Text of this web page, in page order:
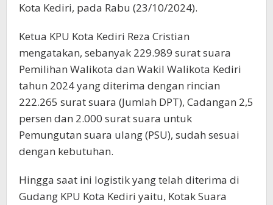
Kota Kediri, pada Rabu (23/10/2024).
Ketua KPU Kota Kediri Reza Cristian
mengatakan, sebanyak 229.989 surat suara
Pemilihan Walikota dan Wakil Walikota Kediri
tahun 2024 yang diterima dengan rincian
222.265 surat suara (Jumlah DPT), Cadangan 2,5
persen dan 2.000 surat suara untuk
Pemungutan suara ulang (PSU), sudah sesuai
dengan kebutuhan.
Hingga saat ini logistik yang telah diterima di
Gudang KPU Kota Kediri yaitu, Kotak Suara